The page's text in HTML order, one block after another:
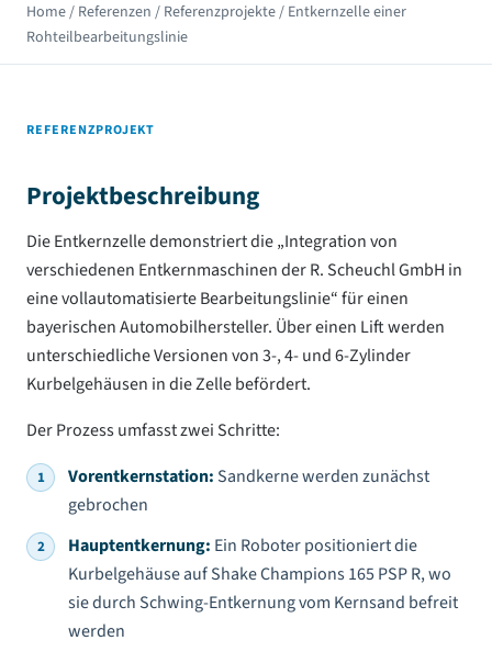
Home/ Referenzen / Referenzprojekte/ Entkernzelle einer
Rohteilbearbeitungslinie
REFERENZPROJEKT
Projektbeschreibung
Die Entkernzelle demonstriert die „Integration von
verschiedenen Entkernmaschinen der R. Scheuchl GmbH in
eine vollautomatisierte Bearbeitungslinie“ für einen
bayerischen Automobilhersteller. Über einen Lift werden
unterschiedliche Versionen von 3-, 4- und 6-Zylinder
Kurbelgehäusen in die Zelle befördert.
Der Prozess umfasst zwei Schritte:
Vorentkernstation: Sandkerne werden zunächst
gebrochen
Hauptentkernung: Ein Roboter positioniert die
Kurbelgehäuse auf Shake Champions 165 PSP R, wo
sie durch Schwing-Entkernung vom Kernsand befreit
werden